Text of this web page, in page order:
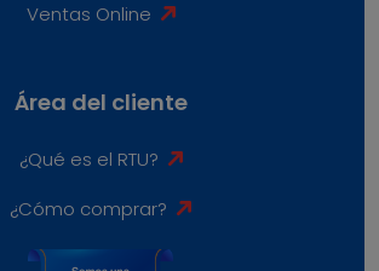
Ventas Online
Área del cliente
¿Qué es el RTU?
¿Cómo comprar?